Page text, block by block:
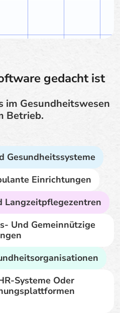
gedacht ist
im Gesundheitswesen
Betrieb.
Gesundheitssysteme
Einrichtungen
Langzeitpflegezentren
Und Gemeinnützige
Systeme Oder